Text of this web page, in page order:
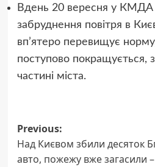
Вдень 20 вересня у
забруднення повітря в
вп’ятеро перевищує
поступово покращується,
частині міста.
Post
navigation
Previous:
Над Києвом збили десяток
авто, пожежу вже загасили